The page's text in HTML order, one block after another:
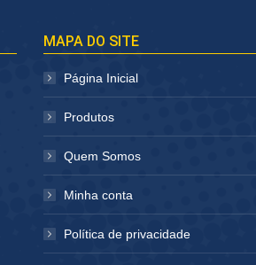
MAPA DO SITE
Página Inicial
Produtos
Quem Somos
Minha conta
Política de privacidade